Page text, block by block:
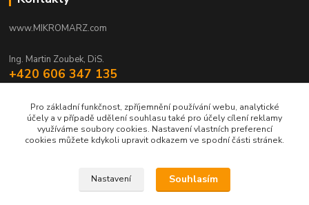
www.MIKROMARZ.com
Ing. Martin Zoubek, DiS.
+420 606 347 135
zoubek@mikromarz.cz
Upravit sběr cookies.
Pro základní funkčnost, zpříjemnění používání webu, analytické
účely a v případě udělení souhlasu také pro účely cílení reklamy
využíváme soubory cookies. Nastavení vlastních preferencí
cookies můžete kdykoli upravit odkazem ve spodní části stránek.
Nastavení Souhlasím